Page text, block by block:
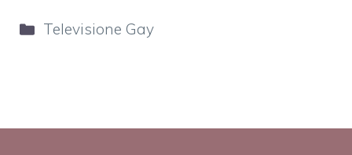
Categorie
Televisione Gay